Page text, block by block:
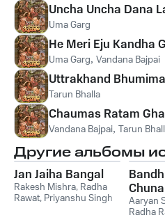
Uncha Uncha Dana
Uma Garg
He Meri Eju Kandha
Uma Garg, Vandana Bajpai
Uttrakhand
Tarun Bhalla
Chaumas Ratam
Vandana Bajpai, Tarun
Другие альбомы
Jan Jaiha Bangal
Rakesh Mishra, Radha
Rawat, Priyanshu Singh Aaryan
Radha